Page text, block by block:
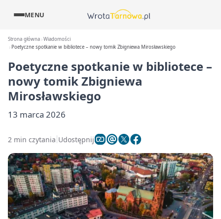
MENU
Strona główna Wiadomości
Poetyczne spotkanie w bibliotece – nowy tomik Zbigniewa Mirosławskiego
Poetyczne spotkanie w bibliotece –
nowy tomik Zbigniewa
Mirosławskiego
13 marca 2026
2 min czytania Udostępnij